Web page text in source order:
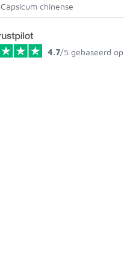
Capsicum chinense
4.7/5 gebaseerd op